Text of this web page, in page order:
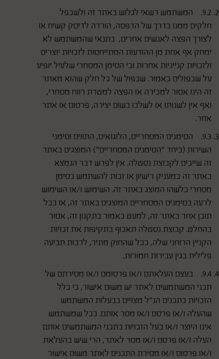
9.2. המשתמש רשאי לגלוש באתר זה ולשכפל
חלקים ממנו בדרך של הדפסה, הורדה לדיסק קשיח או
לצורך הפצה לאנשים אחרים, בתנאי שהמשתמש לא
ימחק אף אחת מן ההודעות המתייחסות לזכויות יוצרים
ולזכויות קנייניות אחרות וכי הסימן המסחרי שלעיל יופיע
על שכפולים כאמור. שכפול של כל חלק שהוא מאתר
זה הינו אסור למכירה או הפצה למטרת רווח מסחרי,
ואף אין לשנותו או לשלבו בשום יצירה, פרסום או אתר
אחר.
9.3. הסימנים המסחריים, הלוגואים, התווים וסימני
השירות (ביחד "הסימנים המסחריים") המוצגים באתר
זה שייכים לקבוצת נסטלה. אין לפרש דבר הנמצא
באתר זה כמעניק רישיון או זכות להשתמש בסימן
מסחרי כלשהו המוצג באתר זה. השימוש ו/או השימוש
לרעה בסימנים המסחריים המוצגים באתר זה, או בכל
תוכן אחר באתר זה, למעט כאמור בתקנון זה, אסור
בהחלט. קבוצת נסטלה תאכוף בתקיפות את זכויות
הקניין הרוחני שלה, ככל שהחוק מתיר, לרבות תביעה
פלילית בגין עבירות חמורות.
9.4. בעצם העלאתם ו/או פרסומם ו/או מסירתם של
תכני המשתמשים לאתר יש משום אישור, כי כלל
הזכויות בתכנים הנ"ל מצויים בבעלות המשתמש
שהעלה ו/או פרסם ו/או מסר אותם. ככל שמשתמש
אינו היוצר ו/או בעל הזכויות בתכני המשתמשים אותם
העלה ו/או פרסם ו/או מסר לאתר, הרי שיש בהעלאת
ו/או פרסום ו/או מסירת התכנים לאתר משום אישור